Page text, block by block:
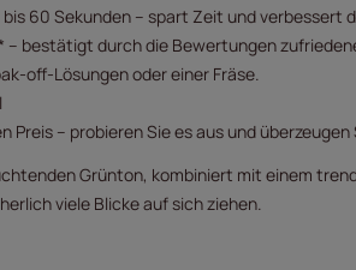
60 Sekunden – spart Zeit und verbessert
– bestätigt durch die Bewertungen
off-Lösungen oder einer Fräse.
Preis – probieren Sie es aus und
Grünton, kombiniert mit einem
viele Blicke auf sich ziehen.